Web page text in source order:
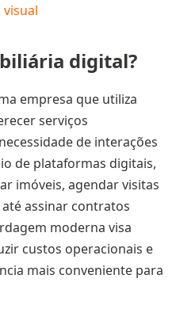
digital?
empresa que utiliza
serviços
de interações
de plataformas digitais,
imóveis, agendar visitas
assinar contratos
moderna visa
custos operacionais e
mais conveniente para